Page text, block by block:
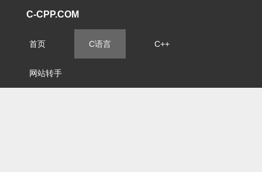
C-CPP.COM
首页 C语言 C++
网站转手